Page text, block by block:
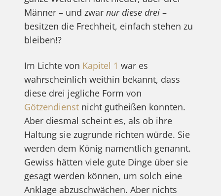
Männer – und zwar nur diese drei–
besitzen die Frechheit, einfach stehen zu
bleiben!?
Im Lichte von Kapitel 1 war es
wahrscheinlich weithin bekannt, dass
diese drei jegliche Form von
Götzendienstnicht gutheißen konnten.
Aber diesmal scheint es, als ob ihre
Haltung sie zugrunde richten würde. Sie
werden dem König namentlich genannt.
Gewiss hätten viele gute Dinge über sie
gesagt werden können, um solch eine
Anklage abzuschwächen. Aber nichts